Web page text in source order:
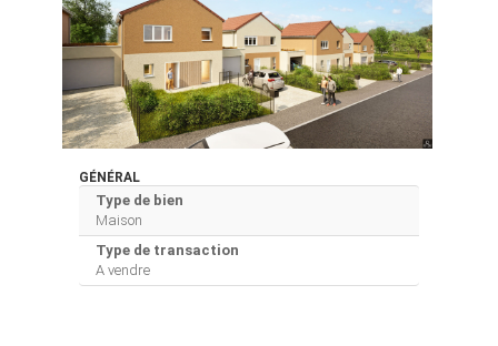
GÉNÉRAL
Type de bien
Maison
Type de transaction
A vendre